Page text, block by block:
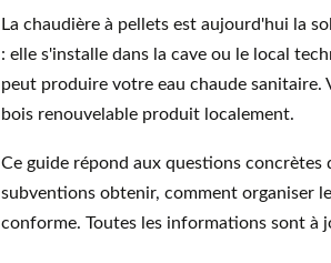
La chaudière à pellets est aujourd'hui la
: elle s'installe dans la cave ou le local
peut produire votre eau chaude sanitaire.
bois renouvelable produit localement.
Ce guide répond aux questions concrètes
subventions obtenir, comment organiser
conforme. Toutes les informations sont à